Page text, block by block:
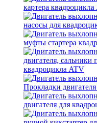
картера
насосы для
муфты стартера
двигателя,
квадроцикла ATV
Прокладки
двигателя для